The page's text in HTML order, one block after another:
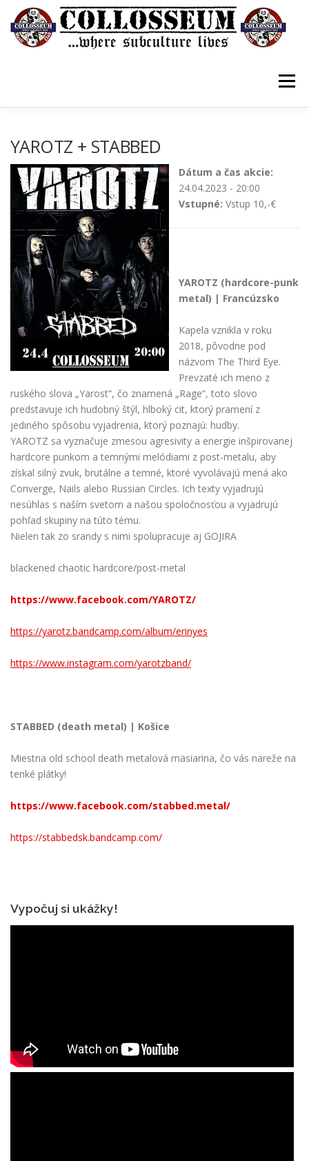
Prejsť
obsah
Menu
KONTAKTY GUESTBOOK GALÉRIA
YAROTZ + STABBED
Dátum a čas akcie:
24.04.2023 - 20:00
Vstupné: Vstup 10,-€
YAROTZ (hardcore-punk
metal) | Francúzsko
Kapela vznikla v roku
2018, pôvodne pod
názvom The Third Eye.
Prevzaté ich meno z
ruského slova „Yarost“, čo znamená „Rage“, toto slovo
predstavuje ich hudobný štýl, hlboký cit, ktorý pramení z
jediného spôsobu vyjadrenia, ktorý poznajú: hudby.
YAROTZ sa vyznačuje zmesou agresivity a energie inšpirovanej
hardcore punkom a temnými melódiami z post-metalu, aby
získal silný zvuk, brutálne a temné, ktoré vyvolávajú mená ako
Converge, Nails alebo Russian Circles. Ich texty vyjadrujú
nesúhlas s naším svetom a našou spoločnosťou a vyjadrujú
pohľad skupiny na túto tému.
Nielen tak zo srandy s nimi spolupracuje aj GOJIRA
blackened chaotic hardcore/post-metal
https://www.facebook.com/YAROTZ/
https://yarotz.bandcamp.com/album/erinyes
https://www.instagram.com/yarotzband/
STABBED (death metal) | Košice
Miestna old school death metalová mäsiarina, čo vás nareže na
tenké plátky!
https://www.facebook.com/stabbed.metal/
https://stabbedsk.bandcamp.com/
Vypočuj si ukážky!